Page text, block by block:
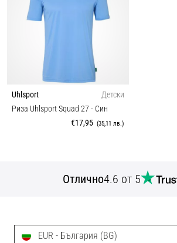
Uhlsport
Детски
Риза Uhlsport Squad 27 - Син
€17,95 (35,11 лв.)
Отлично4.6 от 5
EUR - България (BG)